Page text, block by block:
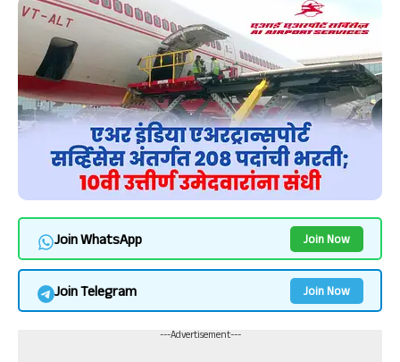
Join WhatsApp Join Now
Join Telegram Join Now
---Advertisement---